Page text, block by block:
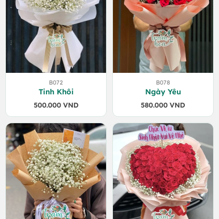
B072
Tinh Khôi
500.000 VND
B078
Ngày Yêu
580.000 VND